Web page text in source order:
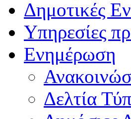
Δημοτικές
Υπηρεσίες
Ενημέρωση
Δελτία